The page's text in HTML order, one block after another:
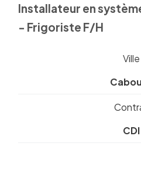
Installateur en
- Frigoriste F/H
Ville
CDI